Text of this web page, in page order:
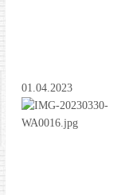
01.04.2023